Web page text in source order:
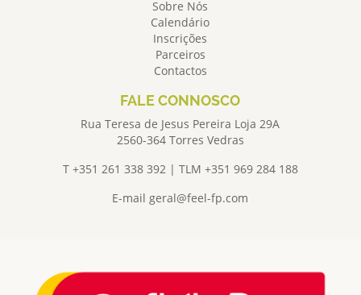
Sobre Nós
Calendário
Inscrições
Parceiros
Contactos
FALE CONNOSCO
Rua Teresa de Jesus Pereira Loja 29A
2560-364 Torres Vedras
T +351 261 338 392 | TLM +351 969 284 188
E-mailgeral@feel-fp.com